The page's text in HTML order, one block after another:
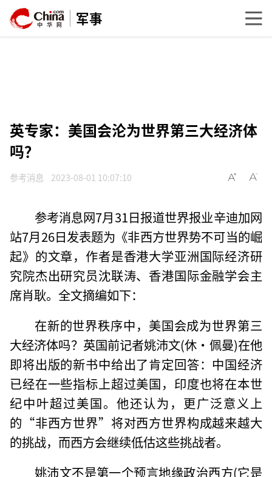
军事
英专家：美国会沦为世界第三大经济体
吗？
参考消息 2023-08-01 10:07:10
参考消息网7月31日报道世界报业辛迪加网
站7月26日发表题为《非西方世界势不可当的崛
起》的文章，作者是香港大学亚洲国际经济研
究院杰出研究员沈联涛、香港国际金融学会主
席肖耿。全文摘编如下：
在新的世界秩序中，美国会成为世界第三
大经济体吗？英国前记者姚沛文(休·佩曼)在他
即将出版的新书中给出了肯定回答：中国经济
已经在一些指标上超过美国，印度也将在本世
纪中叶超过美国。他还认为，更广泛意义上
的“非西方世界”将对西方世界构成越来越大
的挑战，而西方会继续低估这些挑战者。
姚沛文不是第一个预言地缘政治西方(它是